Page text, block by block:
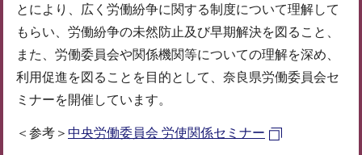
とにより、広く労働紛争に関する制度について理解して
もらい、労働紛争の未然防止及び早期解決を図ること、
また、労働委員会や関係機関等についての理解を深め、
利用促進を図ることを目的として、奈良県労働委員会セ
ミナーを開催しています。
＜参考＞ 中央労働委員会 労使関係セミナー